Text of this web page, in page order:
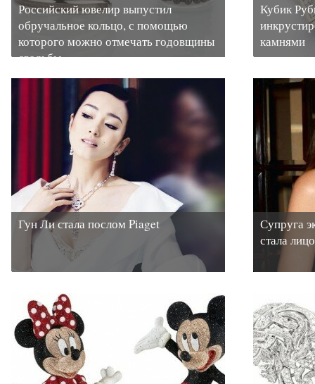
Российский ювелир выпустил
обручальное кольцо, с помощью
которого можно отмечать годовщины
свадьбы
Кубик
камнями
Гун Ли стала послом Piaget
Супруга
стала